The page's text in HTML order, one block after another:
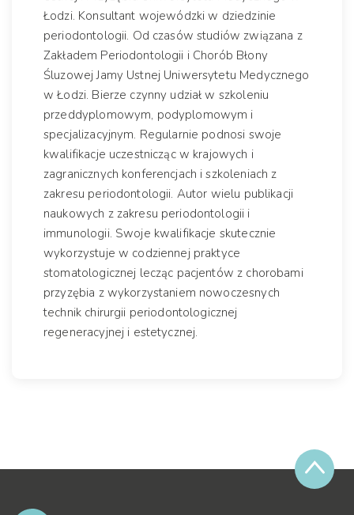
Łodzi. Konsultant wojewódzki w dziedzinie
periodontologii. Od czasów studiów związana z
Zakładem Periodontologii i Chorób Błony
Śluzowej Jamy Ustnej Uniwersytetu Medycznego
w Łodzi. Bierze czynny udział w szkoleniu
przeddyplomowym, podyplomowym i
specjalizacyjnym. Regularnie podnosi swoje
kwalifikacje uczestnicząc w krajowych i
zagranicznych konferencjach i szkoleniach z
zakresu periodontologii. Autor wielu publikacji
naukowych z zakresu periodontologii i
immunologii. Swoje kwalifikacje skutecznie
wykorzystuje w codziennej praktyce
stomatologicznej lecząc pacjentów z chorobami
przyzębia z wykorzystaniem nowoczesnych
technik chirurgii periodontologicznej
regeneracyjnej i estetycznej.